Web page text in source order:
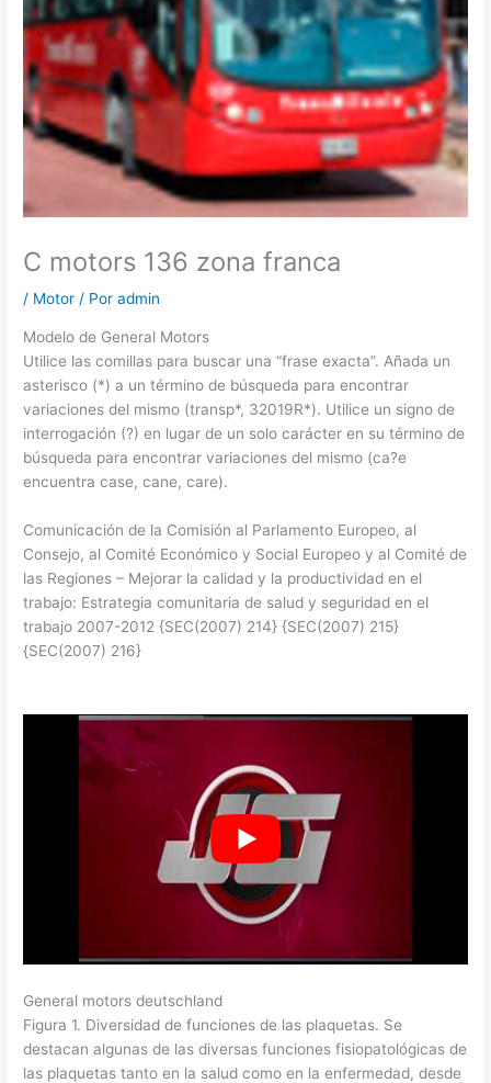
C motors 136 zona franca
/ Motor / Poradmin
Modelo de General Motors
Utilice las comillas para buscar una “frase exacta”. Añada un
asterisco (*) a un término de búsqueda para encontrar
variaciones del mismo (transp*, 32019R*). Utilice un signo de
interrogación (?) en lugar de un solo carácter en su término de
búsqueda para encontrar variaciones del mismo (ca?e
encuentra case, cane, care).
Comunicación de la Comisión al Parlamento Europeo, al
Consejo, al Comité Económico y Social Europeo y al Comité de
las Regiones – Mejorar la calidad y la productividad en el
trabajo: Estrategia comunitaria de salud y seguridad en el
trabajo 2007-2012 {SEC(2007) 214} {SEC(2007) 215}
{SEC(2007) 216}
General motors deutschland
Figura 1. Diversidad de funciones de las plaquetas. Se
destacan algunas de las diversas funciones fisiopatológicas de
las plaquetas tanto en la salud como en la enfermedad, desde